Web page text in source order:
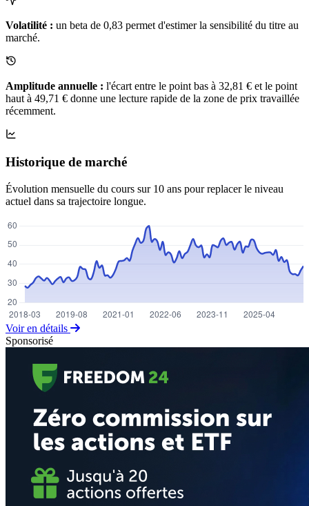
Volatilité : un beta de 0,83 permet d'estimer la sensibilité du titre au
marché.
Amplitude annuelle : l'écart entre le point bas à 32,81 € et le point
haut à 49,71 € donne une lecture rapide de la zone de prix travaillée
récemment.
Historique de marché
Évolution mensuelle du cours sur 10 ans pour replacer le niveau
actuel dans sa trajectoire longue.
Voir en détails
Sponsorisé